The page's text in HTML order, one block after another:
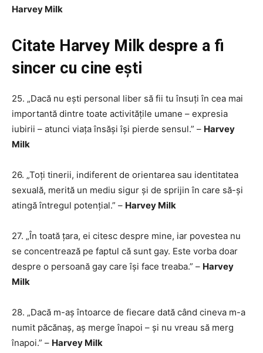
Harvey Milk
Citate Harvey Milk despre a fi
sincer cu cine ești
25. „Dacă nu ești personal liber să fii tu însuți în cea mai
importantă dintre toate activitățile umane – expresia
iubirii – atunci viața însăși își pierde sensul.” – Harvey
Milk
26. „Toți tinerii, indiferent de orientarea sau identitatea
sexuală, merită un mediu sigur și de sprijin în care să-și
atingă întregul potențial.” – Harvey Milk
27. „În toată țara, ei citesc despre mine, iar povestea nu
se concentrează pe faptul că sunt gay. Este vorba doar
despre o persoană gay care își face treaba.” – Harvey
Milk
28. „Dacă m-aș întoarce de fiecare dată când cineva m-a
numit păcănaș, aș merge înapoi – și nu vreau să merg
înapoi.” – Harvey Milk